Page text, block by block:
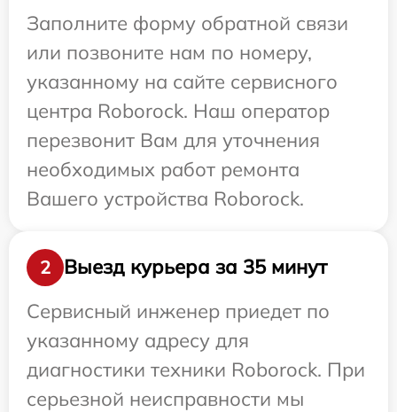
Заполните форму обратной связи
или позвоните нам по номеру,
указанному на сайте сервисного
центра Roborock. Наш оператор
перезвонит Вам для уточнения
необходимых работ ремонта
Вашего устройства Roborock.
2
Выезд курьера за 35 минут
Сервисный инженер приедет по
указанному адресу для
диагностики техники Roborock. При
серьезной неисправности мы